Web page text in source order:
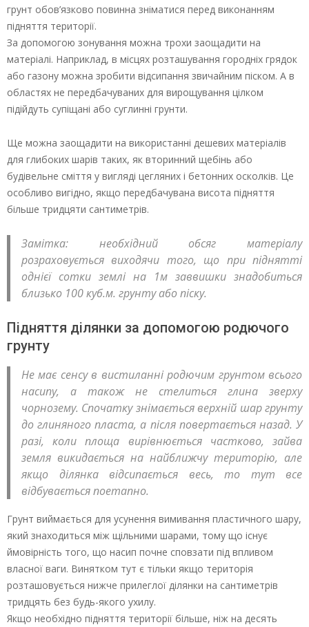
грунт обов’язково повинна зніматися перед виконанням
підняття території.
За допомогою зонування можна трохи заощадити на
матеріалі. Наприклад, в місцях розташування городніх грядок
або газону можна зробити відсипання звичайним піском. А в
областях не передбачуваних для вирощування цілком
підійдуть супіщані або суглинні грунти.
Ще можна заощадити на використанні дешевих матеріалів
для глибоких шарів таких, як вторинний щебінь або
будівельне сміття у вигляді цегляних і бетонних осколків. Це
особливо вигідно, якщо передбачувана висота підняття
більше тридцяти сантиметрів.
Замітка: необхідний обсяг матеріалу
розраховується виходячи того, що при піднятті
однієї сотки землі на 1м заввишки знадобиться
близько 100 куб.м. грунту або піску.
Підняття ділянки за допомогою родючого
грунту
Не має сенсу в вистиланні родючим грунтом всього
насипу, а також не стелиться глина зверху
чорнозему. Спочатку знімається верхній шар грунту
до глиняного пласта, а після повертається назад. У
разі, коли площа вирівнюється частково, зайва
земля викидається на найближчу територію, але
якщо ділянка відсипається весь, то тут все
відбувається поетапно.
Грунт виймається для усунення вимивання пластичного шару,
який знаходиться між щільними шарами, тому що існує
ймовірність того, що насип почне сповзати під впливом
власної ваги. Винятком тут є тільки якщо територія
розташовується нижче прилеглої ділянки на сантиметрів
тридцять без будь-якого ухилу.
Якщо необхідно підняття території більше, ніж на десять